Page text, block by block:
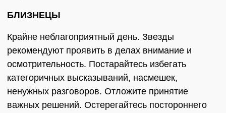
БЛИЗНЕЦЫ
Крайне неблагоприятный день. Звезды
рекомендуют проявить в делах внимание и
осмотрительность. Постарайтесь избегать
категоричных высказываний, насмешек,
ненужных разговоров. Отложите принятие
важных решений. Остерегайтесь постороннего